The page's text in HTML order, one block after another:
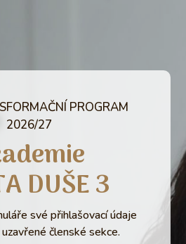
PROGRAM
2026/27
DUŠE 3
své přihlašovací údaje
členské sekce.